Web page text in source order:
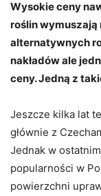
Wysokie ceny
roślin wymuszają
alternatywnych
nakładów ale
ceny. Jedną z
Jeszcze kilka lat
głównie z
Jednak w
popularności w
powierzchni